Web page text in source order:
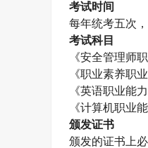
考试时间
每年统考五次
考试科目
《安全管理师
《职业素养职
《英语职业能
《计算机职业
颁发证书
颁发的证书上